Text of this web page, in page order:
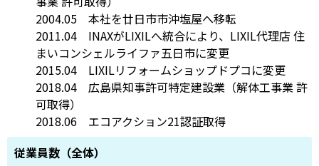
2004.05 本社を廿日市市沖塩屋へ移転
2011.04 INAXがLIXILへ統合により、LIXIL代理店 住
まいコンシェルライファ五日市に変更
2015.04 LIXILリフォームショップドプコに変更
2018.04 広島県知事許可特定建設業（解体工事業 許
可取得）
2018.06 エコアクション21認証取得
従業員数（全体）